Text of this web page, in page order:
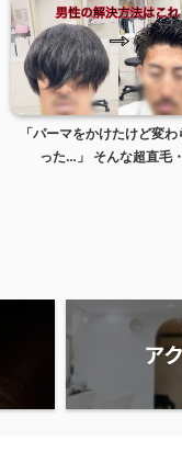
「パーマをかけたけど変
った…」 そんな超直毛
ア